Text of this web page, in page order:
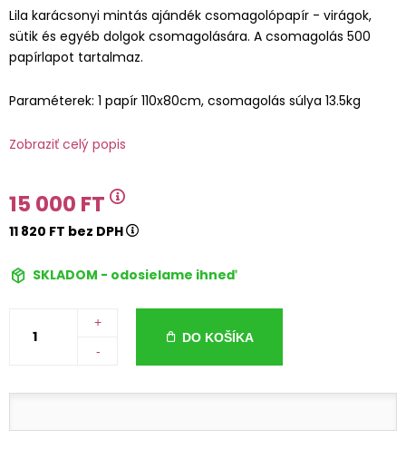
Lila karácsonyi mintás ajándék csomagolópapír - virágok,
sütik és egyéb dolgok csomagolására. A csomagolás 500
papírlapot tartalmaz.
Paraméterek: 1 papír 110x80cm, csomagolás súlya 13.5kg
Zobraziť celý popis
15 000 FT
11 820 FT bez DPH
SKLADOM - odosielame ihneď
+
-
DO KOŠÍKA